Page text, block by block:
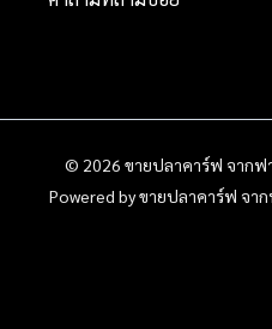
© 2026 ขายปลาคาร์ฟ จากฟ
Powered by ขายปลาคาร์ฟ จา